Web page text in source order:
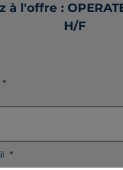
à l'offre :
H/F
*
*